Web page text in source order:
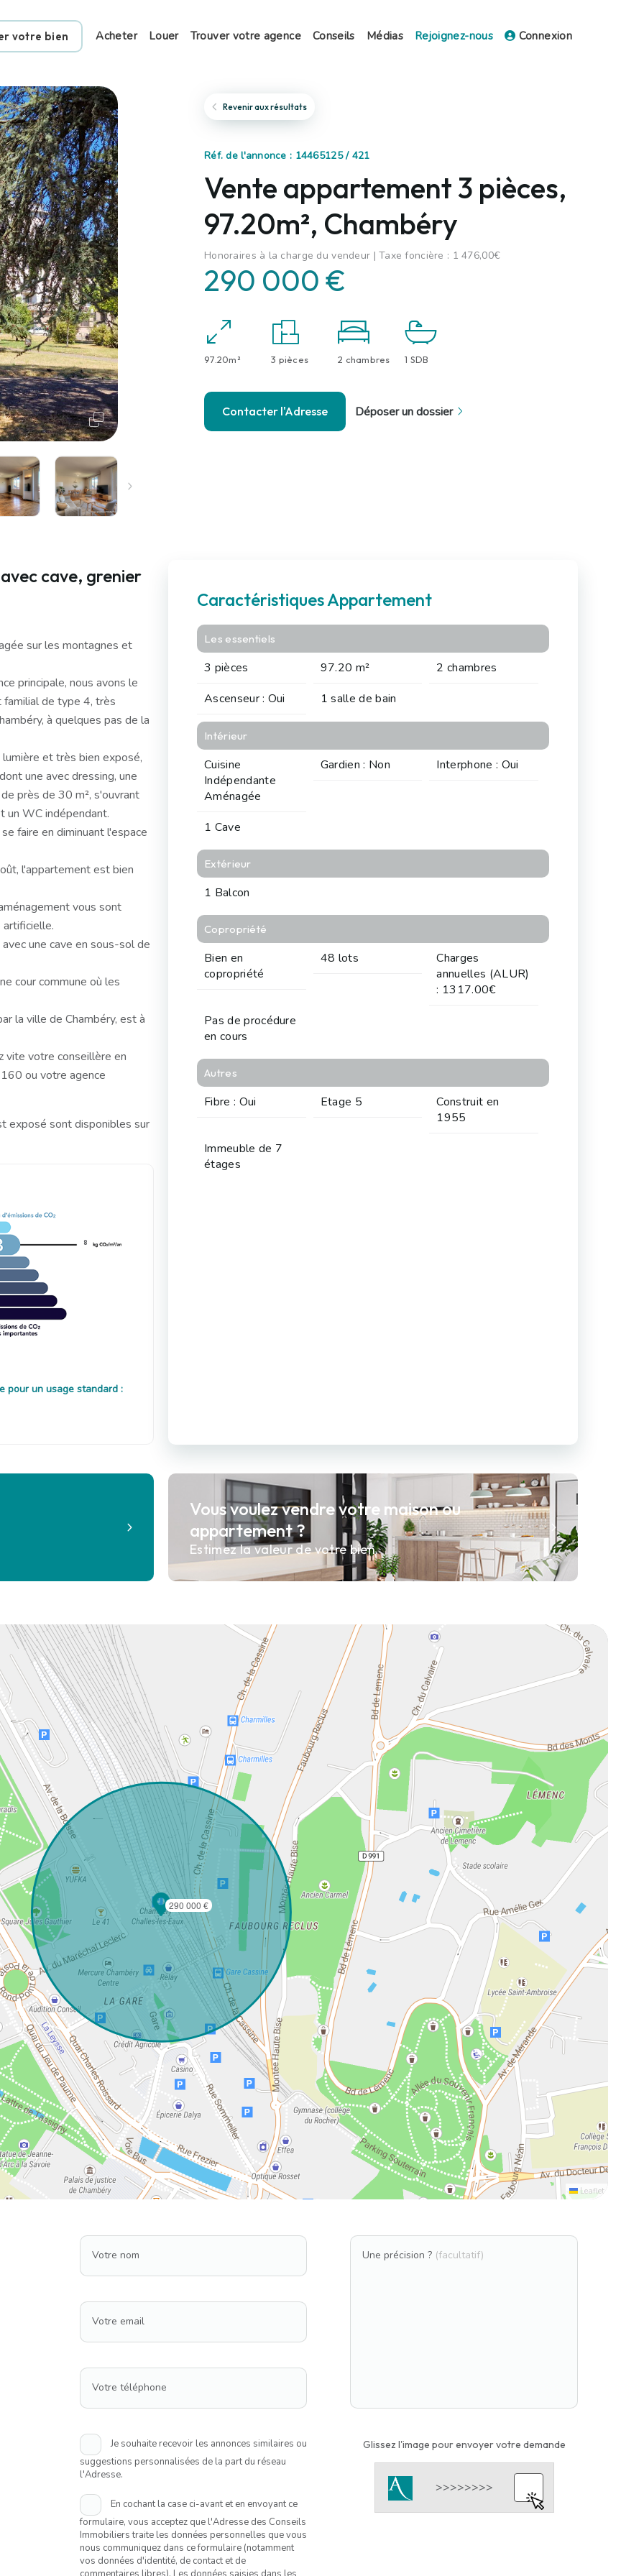
votre bien Acheter Louer Trouver votre agence Conseils Médias Rejoignez-nous Connexion
Revenir aux résultats
Réf. de l'annonce : 14465125 / 421
Vente appartement 3 pièces,
97.20m², Chambéry
Honoraires à la charge du vendeur | Taxe foncière : 1 476,00€
290 000 €
97.20m² 3 pièces 2 chambres 1 SDB
Contacter l'Adresse Déposer un dossier
cave, grenier
sur les montagnes et
principale, nous avons le
de type 4, très
à quelques pas de la
et très bien exposé,
une avec dressing, une
près de 30 m², s'ouvrant
un WC indépendant.
faire en diminuant l'espace
l'appartement est bien
vous sont
une cave en sous-sol de
cour commune où les
la ville de Chambéry, est à
vite votre conseillère en
ou votre agence
exposé sont disponibles sur
8
pour un usage standard :
Caractéristiques Appartement
Les essentiels
3 pièces 97.20 m²
2 chambres
Ascenseur : Oui
1 salle de bain
Intérieur
Cuisine
Indépendante
Aménagée
Gardien : Non Interphone : Oui
1 Cave
Extérieur
1 Balcon
Copropriété
Bien en
copropriété
48 lots
Charges
annuelles (ALUR)
: 1317.00€
Pas de procédure
en cours
Autres
Fibre : Oui Etage 5
Construit en
1955
Immeuble de 7
étages
Vous voulez vendre votre maison ou
appartement ?
Estimez la valeur de votre bien.
290 000 €
Leaflet
Votre nom
Votre email
Votre téléphone
Je souhaite recevoir les annonces similaires ou
suggestions personnalisées de la part du réseau
l'Adresse.
En cochant la case ci-avant et en envoyant ce
formulaire, vous acceptez que l'Adresse des Conseils
Immobiliers traite les données personnelles que vous
nous communiquez dans ce formulaire (notamment
vos données d'identité, de contact et de
Une précision ? (facultatif)
Glissez l'image pour envoyer votre demande